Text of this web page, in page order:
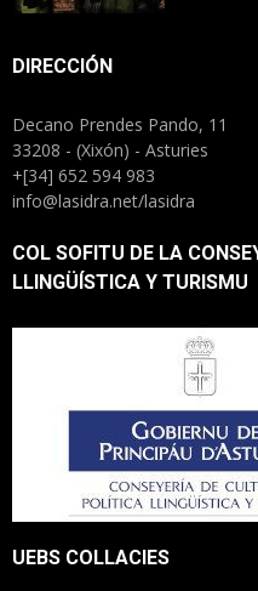
DIRECCIÓN
Decano Prendes Pando, 11
33208 - (Xixón) - Asturies
+[34] 652 594 983
info@lasidra.net/lasidra
COL SOFITU DE LA
LLINGÜÍSTICA Y TURISMU
UEBS COLLACIES